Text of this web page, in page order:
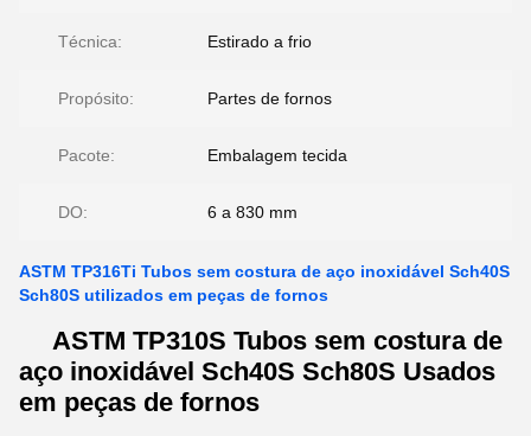
Técnica: Estirado a frio
Propósito: Partes de fornos
Pacote: Embalagem tecida
DO: 6 a 830 mm
ASTM TP316Ti Tubos sem costura de aço inoxidável Sch40S
Sch80S utilizados em peças de fornos
ASTM TP310S Tubos sem costura de
aço inoxidável Sch40S Sch80S Usados
em peças de fornos